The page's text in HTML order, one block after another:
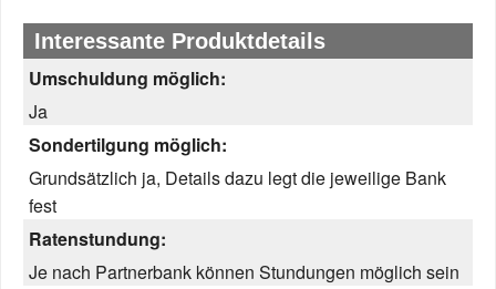
Interessante Produktdetails
Umschuldung möglich:
Ja
Sondertilgung möglich:
Grundsätzlich ja, Details dazu legt die jeweilige Bank
fest
Ratenstundung:
Je nach Partnerbank können Stundungen möglich sein